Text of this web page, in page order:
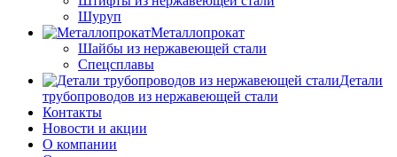
Шуруп
Металлопрокат
Шайбы из нержавеющей стали
Спецсплавы
Детали
трубопроводов из нержавеющей стали
Контакты
Новости и акции
О компании